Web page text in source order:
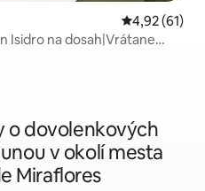
Priemerné
4,92 (61)
Isidro na dosah|Vrátane
o dovolenkových
v okolí mesta
Miraflores